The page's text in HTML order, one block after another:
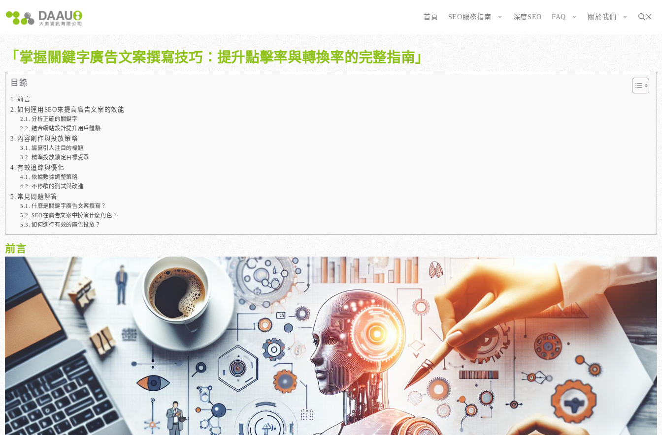
至
內
首頁 SEO服務指南
大奧獨家 AISEO矩陣系統｜SEO自動化輕鬆佈局關鍵字
專業SEO撰寫：提升網站SEO自然排序
維基百科：提升品牌形象與SEO的雙贏策略
網站系統開發：打造高效能業務需求的網站
全面優化網站語法：提升SEO表現
為SEO而生的網站
深度SEO FAQ
如何開始 SEO？新手指南
SEO 的重要性：為什麼企業需要它？
什麼是白帽SEO、灰帽SEO與黑帽SEO？
我們提供哪些 SEO 服務？
廣告行銷基礎知識
大奧資訊的網站架設服務包含哪些項目？
關於我們
「掌握關鍵字廣告文案撰寫技巧：提升點擊率與轉換率的完整指南」
目錄
前言
如何運用SEO來提高廣告文案的效能
分析正確的關鍵字
結合網站設計提升用戶體驗
內容創作與投放策略
編寫引人注目的標題
精準投放鎖定目標受眾
有效追踪與優化
依據數據調整策略
不停歇的測試與改進
常見問題解答
什麼是關鍵字廣告文案撰寫？
SEO在廣告文案中扮演什麼角色？
如何進行有效的廣告投放？
前言